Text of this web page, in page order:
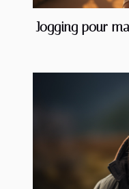
Jogging pour